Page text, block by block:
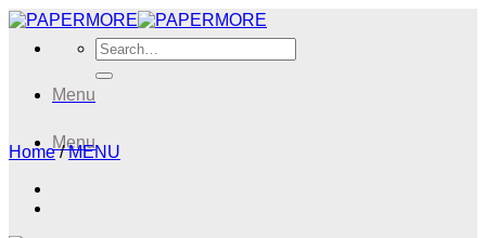
Skip
content
Search
for:
Menu
Menu
Home / MENU